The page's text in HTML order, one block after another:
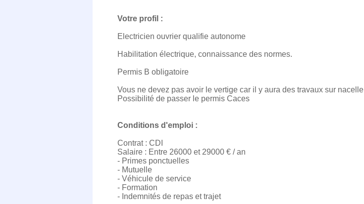
Votre profil :
Electricien ouvrier qualifie autonome
Habilitation électrique, connaissance des normes.
Permis B obligatoire
Vous ne devez pas avoir le vertige car il y aura des travaux sur nacelle
Possibilité de passer le permis Caces
Conditions d'emploi :
Contrat : CDI
Salaire : Entre 26000 et 29000 € / an
- Primes ponctuelles
- Mutuelle
- Véhicule de service
- Formation
- Indemnités de repas et trajet